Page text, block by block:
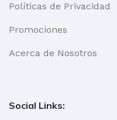
Políticas de Privacidad
Promociones
Acerca de Nosotros
Social Links: